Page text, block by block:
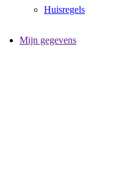
Huisregels
Mijn gegevens